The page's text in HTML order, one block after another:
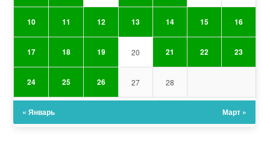
10 11 12 13 14 15 16
17 18 19 20 21 22 23
24 25 26 27 28
« Январь Март »